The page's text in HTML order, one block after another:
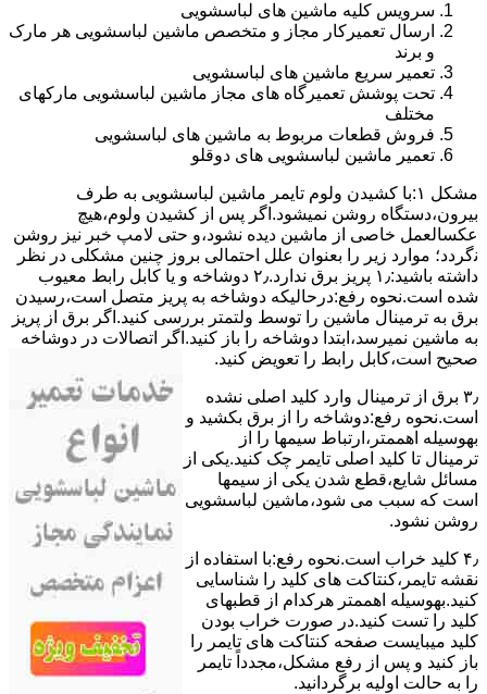
سرویس کلیه ماشین های لباسشویی
ارسال تعمیرکار مجاز و متخصص ماشین لباسشویی هر مارک
و برند
تعمیر سریع ماشین های لباسشویی
تحت پوشش تعمیرگاه های مجاز ماشین لباسشویی مارکهای
مختلف
فروش قطعات مربوط به ماشین های لباسشویی
تعمیر ماشین لباسشویی های دوقلو
مشکل ۱:ﺑﺎ ﮐﺸﯿﺪن وﻟﻮم ﺗﺎﯾﻤﺮ ماشین لباسشویی به طرف
ﺑﯿﺮون،دستگاه روﺷﻦ نمیشود.اﮔﺮ ﭘﺲ از ﮐﺸﯿﺪن وﻟﻮم،ﻫﯿﭻ
عکسالعمل ﺧﺎﺻﯽ از ﻣﺎﺷﯿﻦ دﯾﺪه نشود،و حتی ﻻﻣﭗ ﺧﺒﺮ ﻧﯿﺰ روﺷﻦ
ﻧگردد؛ موارد زیر را بعنوان ﻋﻠﻞ احتمالی بروز چنین مشکلی در نظر
داشته باشید:۱٫ ﭘﺮﯾﺰ ﺑﺮق ﻧﺪارد.۲٫ دوﺷﺎﺧﻪ و ﯾﺎ ﮐﺎﺑﻞ راﺑﻂ ﻣﻌﯿﻮب
ﺷﺪه است.نحوه رفع:درحالیکه دوﺷﺎﺧﻪ ﺑﻪ ﭘﺮﯾﺰ ﻣﺘﺼﻞ اﺳﺖ،رﺳﯿﺪن
ﺑﺮق ﺑﻪ ﺗﺮﻣﯿﻨﺎل ﻣﺎﺷﯿﻦ را ﺗﻮﺳﻂ ولتمتر بررسی ﮐﻨﯿﺪ.اﮔﺮ ﺑﺮق از ﭘﺮﯾﺰ
ﺑﻪ ﻣﺎﺷﯿﻦ نمیرسد،اﺑﺘﺪا دوشاخه را باز کنید.اﮔﺮ اﺗﺼﺎﻻت در دوشاخه
ﺻﺤﯿﺢ اﺳﺖ،ﮐﺎﺑﻞ راﺑﻂ را ﺗﻌﻮﯾﺾ کنید.
۳٫ ﺑﺮق از ﺗﺮﻣﯿﻨﺎل وارد ﮐﻠﯿﺪ اﺻﻠﯽ ﻧﺸﺪه
است.نحوه رﻓﻊ:دوشاخه را از ﺑﺮق بکشید و
بهوسیله اهممتر،ارﺗﺒﺎط سیمها را از
ﺗﺮﻣﯿﻨﺎل ﺗﺎ ﮐﻠﯿﺪ اﺻﻠﯽ ﺗﺎﯾﻤﺮ چک کنید.یکی از
مسائل شایع،ﻗﻄﻊ شدن ﯾﮑﯽ از سیمها
است که سبب می شود،ﻣﺎﺷﯿﻦ لباسشویی
روﺷﻦ نشود.
۴٫ ﮐﻠﯿﺪ ﺧﺮاب اﺳﺖ.نحوه رفع:ﺑﺎ اﺳﺘﻔﺎده از
ﻧﻘﺸﻪ ﺗﺎﯾﻤﺮ،ﮐﻨﺘﺎﮐﺖ ﻫﺎی ﮐﻠﯿﺪ را ﺷﻨﺎﺳﺎﯾﯽ
کنید.بهوسیله اهممتر هرکدام از قطبهای
ﮐﻠﯿﺪ را ﺗﺴﺖ ﮐﻨﯿﺪ.در ﺻﻮرت ﺧﺮاب ﺑﻮدن
ﮐﻠﯿﺪ میبایست ﺻﻔﺤﻪ ﮐﻨﺘﺎﮐﺖ ﻫﺎی ﺗﺎﯾﻤﺮ را
باز کنید و ﭘﺲ از رﻓﻊ مشکل،مجدداً ﺗﺎﯾﻤﺮ
را به حالت اوﻟﯿﻪ برگردانید.